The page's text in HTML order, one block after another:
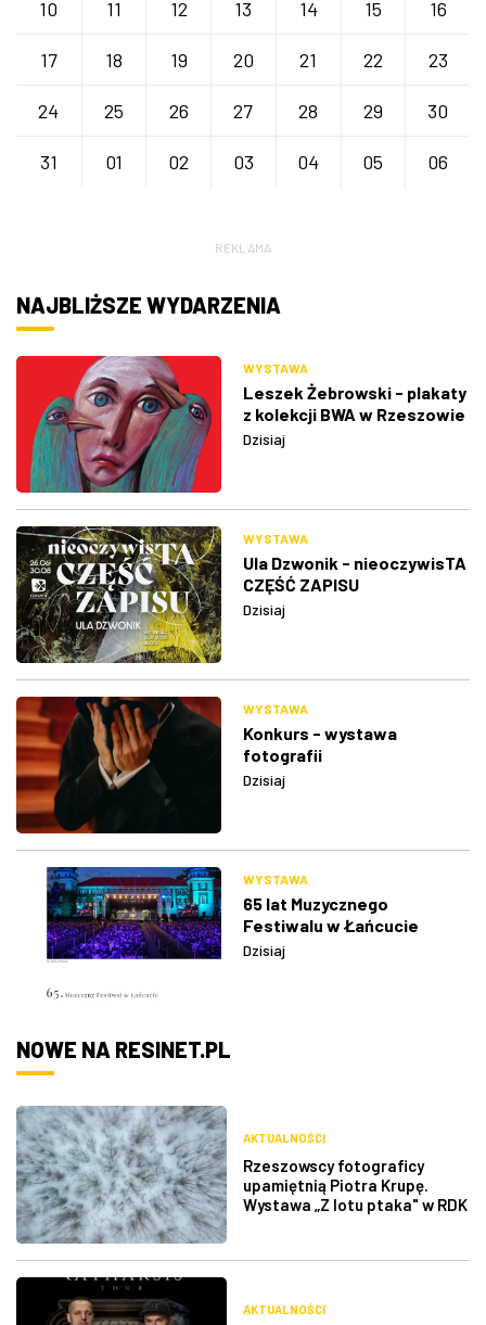
10 11 12 13 14 15 16
17 18 19 20 21 22 23
24 25 26 27 28 29 30
31 01 02 03 04 05 06
REKLAMA
NAJBLIŻSZE WYDARZENIA
WYSTAWA
Leszek Żebrowski - plakaty
z kolekcji BWA w Rzeszowie
Dzisiaj
WYSTAWA
Ula Dzwonik - nieoczywisTA
CZĘŚĆ ZAPISU
Dzisiaj
WYSTAWA
Konkurs - wystawa
fotografii
Dzisiaj
WYSTAWA
65 lat Muzycznego
Festiwalu w Łańcucie
Dzisiaj
NOWE NA RESINET.PL
AKTUALNOŚCI
Rzeszowscy fotograficy
upamiętnią Piotra Krupę.
Wystawa „Z lotu ptaka" w RDK
AKTUALNOŚCI